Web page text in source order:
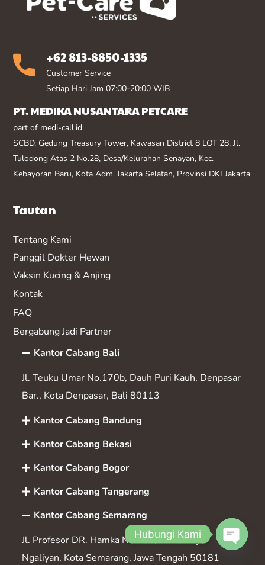
+62 813-8850-1335
Customer Service
Setiap Hari Jam 07:00-20:00 WIB
PT. MEDIKA NUSANTARA PETCARE
part of medi-call.id
SCBD, Gedung Treasury Tower, Kawasan District 8 LOT 28, Jl.
Tulodong Atas 2 No.28, Desa/Kelurahan Senayan, Kec.
Kebayoran Baru, Kota Adm. Jakarta Selatan, Provinsi DKI Jakarta
Tautan
Tentang Kami
Panggil Dokter Hewan
Vaksin Kucing & Anjing
Kontak
FAQ
Bergabung Jadi Partner
Kantor Cabang Bali
Jl. Teuku Umar No.170b, Dauh Puri Kauh, Denpasar
Bar., Kota Denpasar, Bali 80113
Kantor Cabang Bandung
Kantor Cabang Bekasi
Kantor Cabang Bogor
Kantor Cabang Tangerang
Kantor Cabang Semarang
Jl. Profesor DR. Hamka No.101, Tambakaji,
Ngaliyan, Kota Semarang, Jawa Tengah 50181
Hubungi Kami